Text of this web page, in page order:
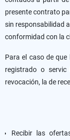
presente contrato
sin responsabilidad
conformidad con la
Para el caso de
registrado o
revocación, la de
Recibir las